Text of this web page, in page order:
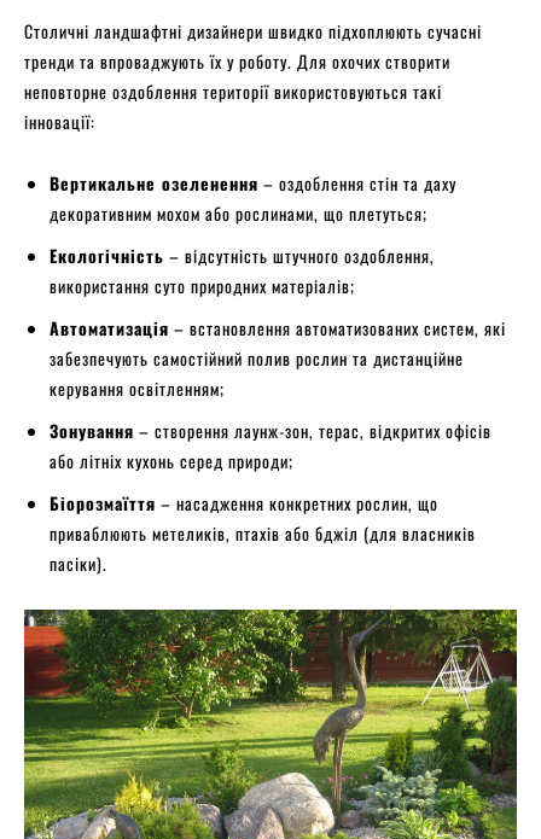
Столичні ландшафтні дизайнери швидко підхоплюють сучасні
тренди та впроваджують їх у роботу. Для охочих створити
неповторне оздоблення території використовуються такі
інновації:
Вертикальне озеленення – оздоблення стін та даху
декоративним мохом або рослинами, що плетуться;
Екологічність – відсутність штучного оздоблення,
використання суто природних матеріалів;
Автоматизація – встановлення автоматизованих систем, які
забезпечують самостійний полив рослин та дистанційне
керування освітленням;
Зонування – створення лаунж-зон, терас, відкритих офісів
або літніх кухонь серед природи;
Біорозмаїття – насадження конкретних рослин, що
приваблюють метеликів, птахів або бджіл (для власників
пасіки).